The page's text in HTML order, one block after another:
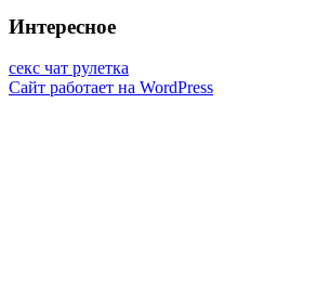
Интересное
секс чат рулетка
Сайт работает на WordPress